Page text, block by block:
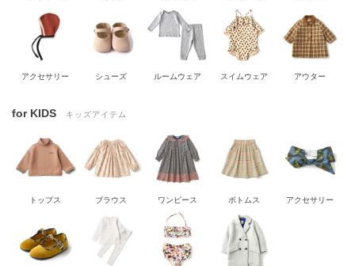
アクセサリー シューズ ルームウェア スイムウェア アウター
for KIDS キッズアイテム
トップス ブラウス ワンピース ボトムス アクセサリー